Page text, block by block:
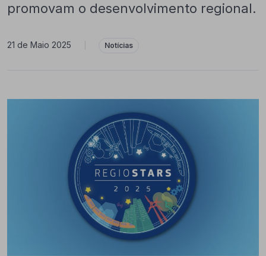
promovam o desenvolvimento regional.
21 de Maio 2025 Notícias